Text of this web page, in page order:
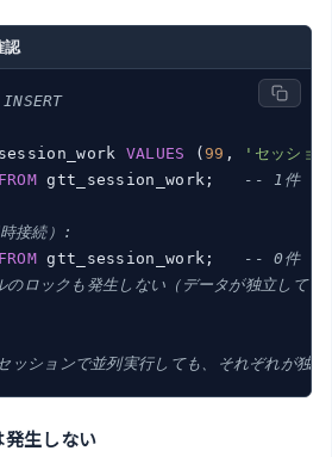
認
VALUES ( 99 ,
'セッショ
FROM gtt_session_work; -- 1件（セ
接続）:
FROM gtt_session_work;
-- 0件（セ
ロックも発生しない（データが独立してい
ションで並列実行しても、それぞれが独立
生しない